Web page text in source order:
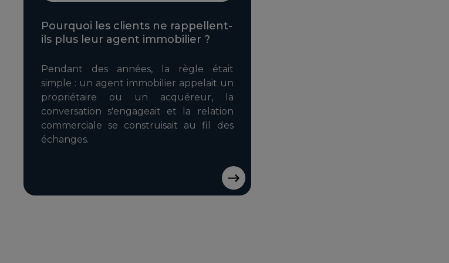
Pourquoi les clients ne rappellent-
ils plus leur agent immobilier ?
Pendant des années, la règle était
simple : un agent immobilier appelait un
propriétaire ou un acquéreur, la
conversation s'engageait et la relation
commerciale se construisait au fil des
échanges.